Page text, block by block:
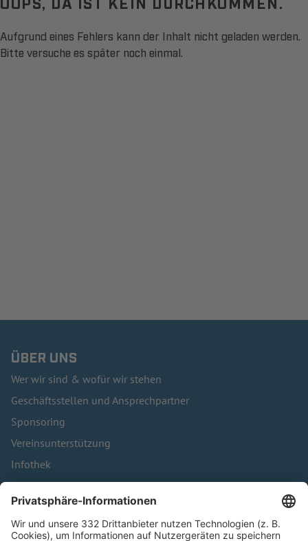
Aufgrund eines Fehlers kann der Inhalt nicht geladen werden.
Bitte versuche es später noch einmal.
ÜBER UNS
Wer wir sind & wofür wir stehen
Geschäftsstellen und Ansprechpartner
Sponsoring
Vereinsunterstützung
Infothek
Kontakt
HÄUFIG BESUCHTE SEITEN